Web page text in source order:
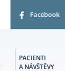
Facebook
PACIENTI
A NÁVŠTĚVY